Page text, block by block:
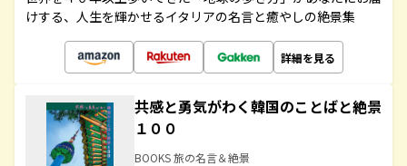
けする、人生を輝かせるイタリアの名言と癒やしの絶景集
詳細を見る
共感と勇気がわく韓国のことばと絶景
１００
BOOKS 旅の名言＆絶景